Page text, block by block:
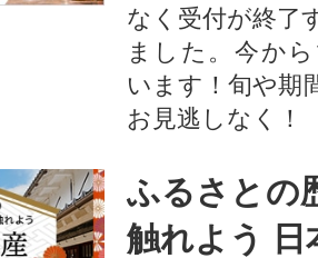
なく受付が終了
ました。今か
います！旬や期
お見逃しなく！
ふるさとの
触れよう 日